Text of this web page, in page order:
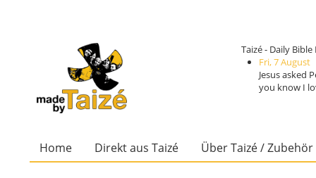
Taizé - Daily Bible
Fri, 7 August
Jesus asked
you know I
Home Direkt aus Taizé Über Taizé / Zubehör